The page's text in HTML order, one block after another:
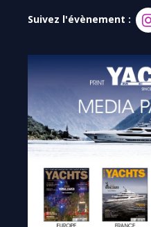
Suivez l'évènement :